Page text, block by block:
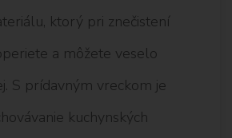
ktorý pri znečistení
a môžete veselo
S prídavným vreckom je
kuchynských